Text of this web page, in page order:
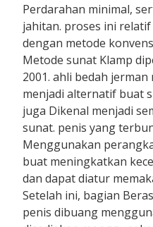
Perdarahan minimal,
jahitan. proses ini
dengan metode
Metode sunat Klamp
2001. ahli bedah
menjadi alternatif buat
juga Dikenal menjadi
sunat. penis yang
Menggunakan
buat meningkatkan
dan dapat diatur
Setelah ini, bagian
penis dibuang